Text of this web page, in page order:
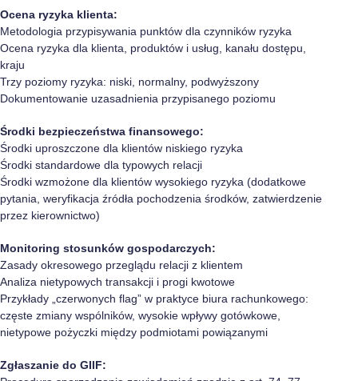
Ocena ryzyka klienta:
Metodologia przypisywania punktów dla czynników ryzyka
Ocena ryzyka dla klienta, produktów i usług, kanału dostępu,
kraju
Trzy poziomy ryzyka: niski, normalny, podwyższony
Dokumentowanie uzasadnienia przypisanego poziomu
Środki bezpieczeństwa finansowego:
Środki uproszczone dla klientów niskiego ryzyka
Środki standardowe dla typowych relacji
Środki wzmożone dla klientów wysokiego ryzyka (dodatkowe
pytania, weryfikacja źródła pochodzenia środków, zatwierdzenie
przez kierownictwo)
Monitoring stosunków gospodarczych:
Zasady okresowego przeglądu relacji z klientem
Analiza nietypowych transakcji i progi kwotowe
Przykłady „czerwonych flag” w praktyce biura rachunkowego:
częste zmiany wspólników, wysokie wpływy gotówkowe,
nietypowe pożyczki między podmiotami powiązanymi
Zgłaszanie do GIIF: